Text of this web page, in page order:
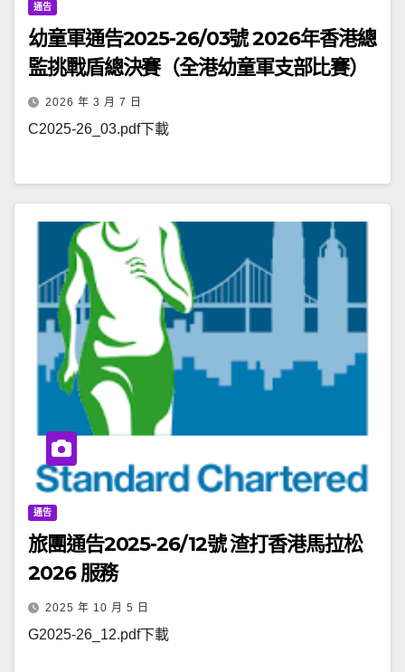
通告
幼童軍通告2025-26/03號 2026年香港總
監挑戰盾總決賽（全港幼童軍支部比賽）
2026 年 3 月 7 日
C2025-26_03.pdf下載
通告
旅團通告2025-26/12號 渣打香港馬拉松
2026 服務
2025 年 10 月 5 日
G2025-26_12.pdf下載